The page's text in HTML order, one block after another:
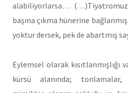
alabiliyorlarsa…
başına çıkma hünerine bağlanmış
yoktur dersek, pek de abartmış
Eylemsel olarak kısıtlanmışlığı
kürsü alanında;